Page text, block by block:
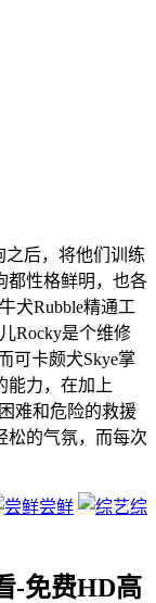
之后，将他们训练
都性格鲜明，也各
犬Rubble精通工
Rocky是个维修
可卡颇犬Skye掌
能力，在加上
难和危险的救援
松的气氛，而每次
尝鲜
综
-免费HD高